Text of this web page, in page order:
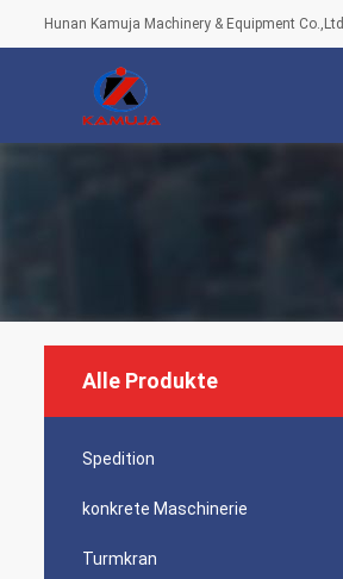
Hunan Kamuja Machinery & Equipment Co.,Ltd
Alle Produkte
Spedition
konkrete Maschinerie
Turmkran